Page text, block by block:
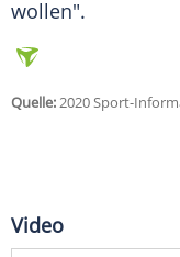
wollen".
Quelle:2020 Sport-
Video